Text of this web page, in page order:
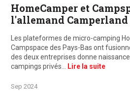
HomeCamper et
l'allemand Camperland
Les plateformes de micro-camping
Campspace des Pays-Bas ont
des deux entreprises donne
campings privés… Lire la suite
Sep 2024